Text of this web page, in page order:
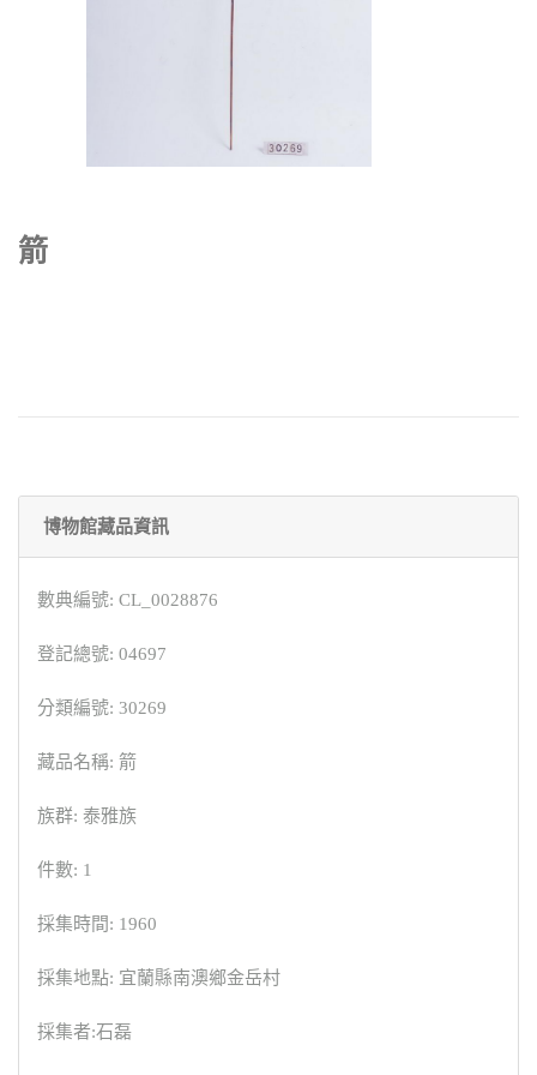
箭
博物館藏品資訊
數典編號: CL_0028876
登記總號: 04697
分類編號: 30269
藏品名稱: 箭
族群: 泰雅族
件數: 1
採集時間: 1960
採集地點: 宜蘭縣南澳鄉金岳村
採集者:石磊